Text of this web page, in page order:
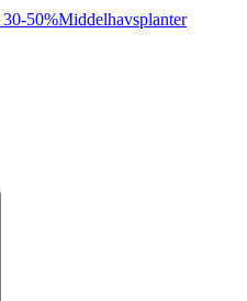
30-50%Middelhavsplanter